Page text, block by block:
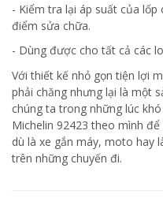
- Kiểm tra lại áp suất của
điểm sửa chữa.
- Dùng được cho tất cả các
Với thiết kế nhỏ gọn tiện lợi
phải chăng nhưng lại là một
chúng ta trong những lúc
Michelin 92423 theo mình
dù là xe gắn máy, moto hay
trên những chuyến đi.